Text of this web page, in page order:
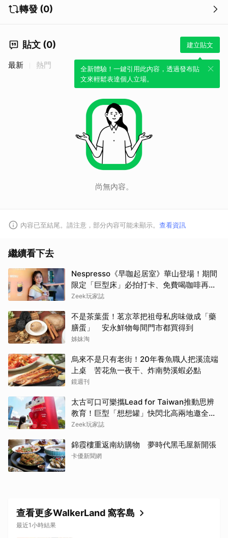
轉發 (0)
貼文 (0) 建立貼文
全新體驗！一鍵引用此內容，透過發布貼
文來輕鬆表達個人立場。
最新 熱門
尚無內容。
內容已至結尾。請注意，部分內容可能未顯示。 查看資訊
繼續看下去
Nespresso《早咖起居室》華山登場！期間
限定「巨型床」必拍打卡、免費喝咖啡再拿
好禮
Zeek玩家誌
不是茶葉蛋！茗京萃把祖母私房味做成「藥
膳蛋」 安永鮮物每間門市都買得到
姊妹淘
烏來不是只有老街！20年養魚職人把溪流端
上桌 苦花魚一夜干、炸南勢溪蝦必點
鏡週刊
太古可口可樂攜Lead for Taiwan推動思辨
教育！巨型「想想罐」快閃北高兩地邀全民
挑戰「打破慣性」
Zeek玩家誌
錦霞樓重返南紡購物 夢時代黑毛屋新開張
卡優新聞網
查看更多WalkerLand 窩客島
最近1小時結果